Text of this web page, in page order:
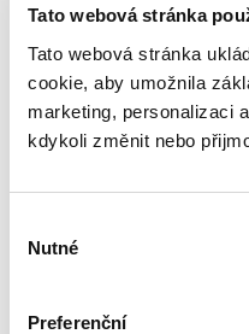
Tato webová stránka
Tato webová stránka
cookie, aby umožnila
marketing, personalizaci
kdykoli změnit nebo
souhlasu
Nutné
Preferenční
mechanický
× 1 200 mm
standardní lopata o
Dodávané
standardní lopata 1,0